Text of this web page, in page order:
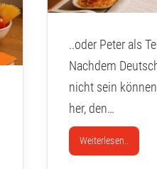
..oder Peter als
Nachdem
nicht sein
her, den…
Weiterlesen..